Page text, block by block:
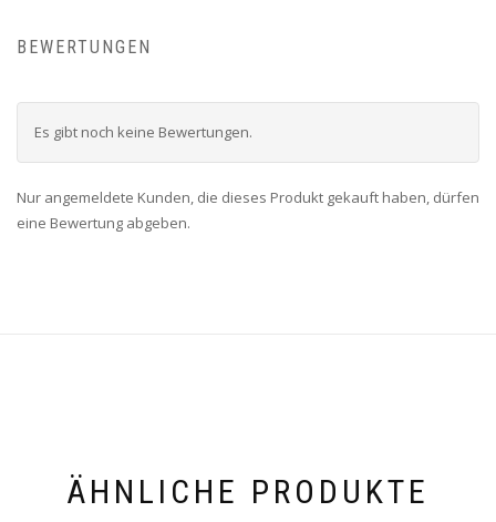
BEWERTUNGEN
Es gibt noch keine Bewertungen.
Nur angemeldete Kunden, die dieses Produkt gekauft haben, dürfen
eine Bewertung abgeben.
ÄHNLICHE PRODUKTE